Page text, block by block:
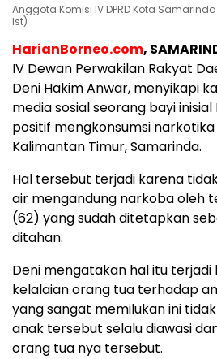
Anggota Komisi IV DPRD Kota
Ist)
HarianBorneo.com,
IV Dewan Perwakilan Rakyat
Deni Hakim Anwar, menyikapi
media sosial seorang bayi
positif mengkonsumsi narkotika
Kalimantan Timur, Samarinda.
Hal tersebut terjadi karena
air mengandung narkoba oleh
(62) yang sudah ditetapkan
ditahan.
Deni mengatakan hal itu
kelalaian orang tua terhadap
yang sangat memilukan ini
anak tersebut selalu diawasi
orang tua nya tersebut.